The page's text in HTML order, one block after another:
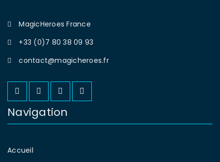
MagicHeroes France
+33 (0)7 80 38 09 93
contact@magicheroes.fr
Navigation
Accueil